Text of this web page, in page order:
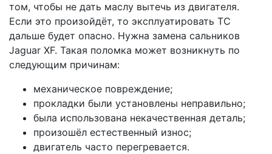
том, чтобы не дать маслу вытечь из двигателя.
Если это произойдёт, то эксплуатировать ТС
дальше будет опасно. Нужна замена сальников
Jaguar XF. Такая поломка может возникнуть по
следующим причинам:
механическое повреждение;
прокладки были установлены неправильно;
была использована некачественная деталь;
произошёл естественный износ;
двигатель часто перегревается.